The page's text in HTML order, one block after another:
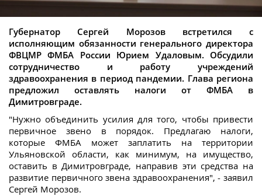
Губернатор Сергей Морозов встретился с
исполняющим обязанности генерального директора
ФВЦМР ФМБА России Юрием Удаловым. Обсудили
сотрудничество и работу учреждений
здравоохранения в период пандемии. Глава региона
предложил оставлять налоги от ФМБА в
Димитровграде.
"Нужно объединить усилия для того, чтобы привести
первичное звено в порядок. Предлагаю налоги,
которые ФМБА может заплатить на территории
Ульяновской области, как минимум, на имущество,
оставить в Димитровграде, направив эти средства на
развитие первичного звена здравоохранения", - заявил
Сергей Морозов.